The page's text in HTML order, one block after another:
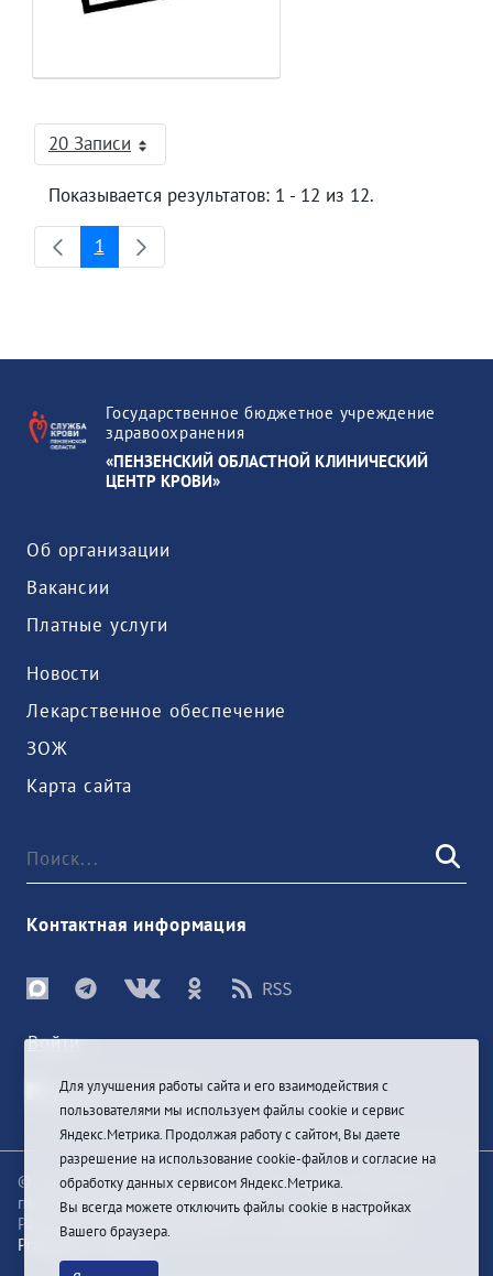
20 ЗаписиНа страницу
Показывается результатов: 1 - 12 из 12.
Страница
1
Государственное бюджетное учреждение
здравоохранения
«ПЕНЗЕНСКИЙ ОБЛАСТНОЙ КЛИНИЧЕСКИЙ
ЦЕНТР КРОВИ»
Об организации
Вакансии
Платные услуги
Новости
Лекарственное обеспечение
ЗОЖ
Карта сайта
Контактная информация
Войти
© При цитировании информации с сайта ссылка на
первоисточник обязательна
Разработка и техподдержка сайта
Pragmatic Studio
Для улучшения работы сайта и его взаимодействия с
пользователями мы используем файлы cookie и сервис
Яндекс.Метрика. Продолжая работу с сайтом, Вы даете
разрешение на использование cookie-файлов и согласие на
обработку данных сервисом Яндекс.Метрика.
Вы всегда можете отключить файлы cookie в настройках
Вашего браузера.